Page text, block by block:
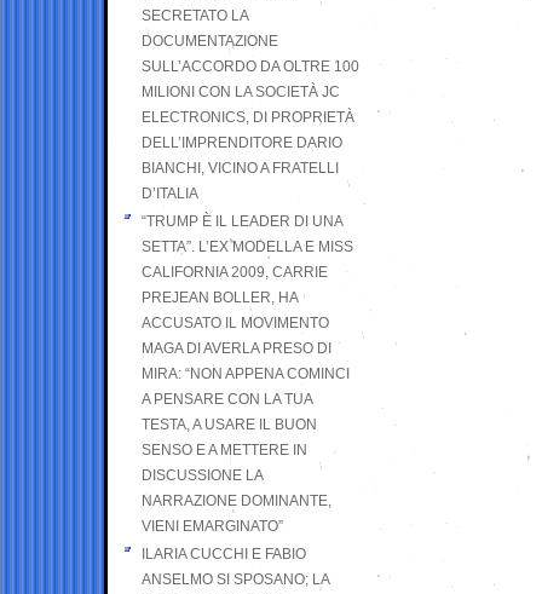
SECRETATO LA
DOCUMENTAZIONE
SULL’ACCORDO DA OLTRE 100
MILIONI CON LA SOCIETÀ JC
ELECTRONICS, DI PROPRIETÀ
DELL’IMPRENDITORE DARIO
BIANCHI, VICINO A FRATELLI
D’ITALIA
“TRUMP È IL LEADER DI UNA
SETTA”. L’EX MODELLA E MISS
CALIFORNIA 2009, CARRIE
PREJEAN BOLLER, HA
ACCUSATO IL MOVIMENTO
MAGA DI AVERLA PRESO DI
MIRA: “NON APPENA COMINCI
A PENSARE CON LA TUA
TESTA, A USARE IL BUON
SENSO E A METTERE IN
DISCUSSIONE LA
NARRAZIONE DOMINANTE,
VIENI EMARGINATO”
ILARIA CUCCHI E FABIO
ANSELMO SI SPOSANO; LA